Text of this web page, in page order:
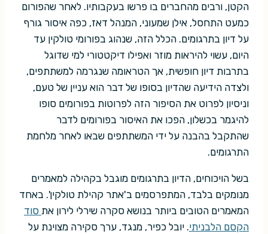
הקטן, ורבים מהחברים בו פרשו בעקבותיו. לאחר שהפורום
כמעט התחסל, אילן שמעוני, המנהל דאז, כפה איסור גורף
על דיון בתרגומים. הכלל הזה, שנהוג בפורומי טולקין עד
היום, עשוי להיראות מוזר ואפילו דיקטטורי למי שדוגל
בתרבות דיון חופשית, אך הטראומה שנגרמה למשתתפים,
ולצדה הידיעה שהדיון בסופו של דבר הוא עניין של טעם,
וניסיון לפרוט את הסיפור הזה לפרוטות בפורומים סופו
להיגמר בכשלון, הפכו את האיסור בפורומים לדבר
שהתקבל בהבנה על ידי המשתתפים שבאו לאחר מלחמת
התרגומים.
בשל הויכוחים, הדיון בתרגומים מוגבל בקהילה למאמרים
מנומקים בלבד, המתפרסמים ב'אתר קהילת טולקין'. באחד
המאמרים הטובים ביותר בנושא סקרה שירלי לירון את סוד
הקסם הלבניתי. יובל כפיר, מנגד, ערך סקירה מצוינת על